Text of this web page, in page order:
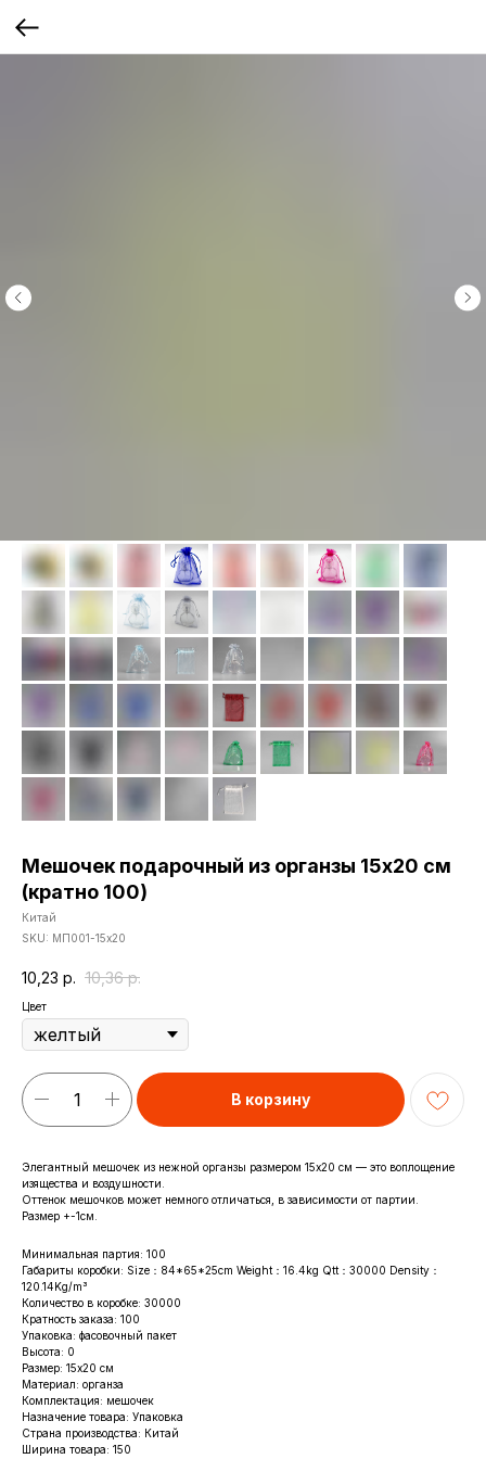
Мешочек подарочный из органзы 15х20 см
(кратно 100)
Китай
SKU: МП001-15х20
10,23 р. 10,36 р.
Цвет
В корзину
Элегантный мешочек из нежной органзы размером 15x20 см — это воплощение
изящества и воздушности.
Оттенок мешочков может немного отличаться, в зависимости от партии.
Размер +-1см.
Минимальная партия: 100
Габариты коробки: Size：84*65*25cm Weight：16.4kg Qtt：30000 Density：
120.14Kg/m³
Количество в коробке: 30000
Кратность заказа: 100
Упаковка: фасовочный пакет
Высота: 0
Размер: 15х20 см
Материал: органза
Комплектация: мешочек
Назначение товара: Упаковка
Страна производства: Китай
Ширина товара: 150